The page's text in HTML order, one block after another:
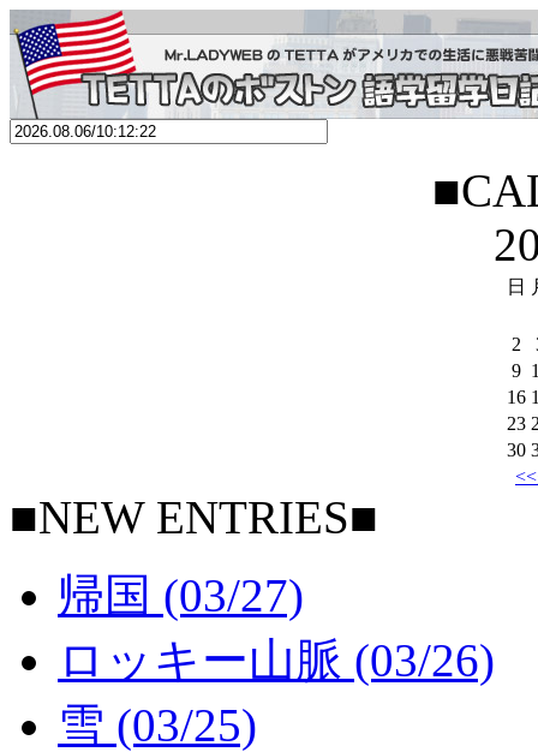
日
2
9
16
23
30
■NEW ENTRIES■
帰国 (03/27)
ロッキー山脈 (03/26)
雪 (03/25)